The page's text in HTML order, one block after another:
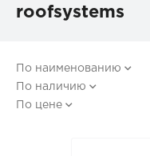
roofsystems
По наименованию
По наличию
По цене